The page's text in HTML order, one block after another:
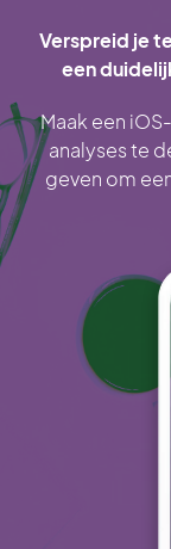
Verspreid je
een
Maak een
analyses te
geven om